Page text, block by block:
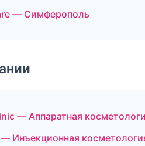
— Симферополь
— Аппаратная
Инъекционная